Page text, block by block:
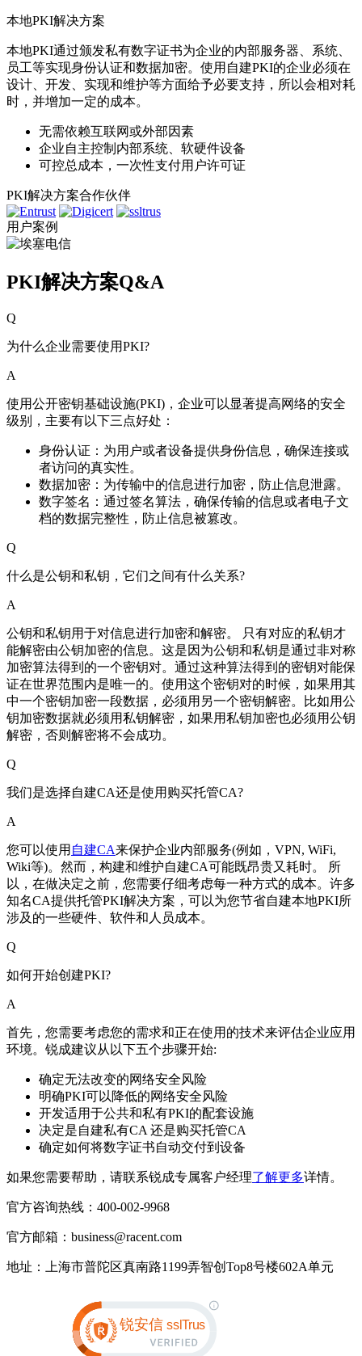
本地PKI解决方案
本地PKI通过颁发私有数字证书为企业的内部服务器、系统、
员工等实现身份认证和数据加密。使用自建PKI的企业必须在
设计、开发、实现和维护等方面给予必要支持，所以会相对耗
时，并增加一定的成本。
无需依赖互联网或外部因素
企业自主控制内部系统、软硬件设备
可控总成本，一次性支付用户许可证
PKI解决方案合作伙伴
用户案例
PKI解决方案Q&A
Q
为什么企业需要使用PKI?
A
使用公开密钥基础设施(PKI)，企业可以显著提高网络的安全
级别，主要有以下三点好处：
身份认证：为用户或者设备提供身份信息，确保连接或
者访问的真实性。
数据加密：为传输中的信息进行加密，防止信息泄露。
数字签名：通过签名算法，确保传输的信息或者电子文
档的数据完整性，防止信息被篡改。
Q
什么是公钥和私钥，它们之间有什么关系?
A
公钥和私钥用于对信息进行加密和解密。 只有对应的私钥才
能解密由公钥加密的信息。这是因为公钥和私钥是通过非对称
加密算法得到的一个密钥对。通过这种算法得到的密钥对能保
证在世界范围内是唯一的。使用这个密钥对的时候，如果用其
中一个密钥加密一段数据，必须用另一个密钥解密。比如用公
钥加密数据就必须用私钥解密，如果用私钥加密也必须用公钥
解密，否则解密将不会成功。
Q
我们是选择自建CA还是使用购买托管CA?
A
您可以使用 自建CA来保护企业内部服务(例如，VPN, WiFi,
Wiki等)。然而，构建和维护自建CA可能既昂贵又耗时。 所
以，在做决定之前，您需要仔细考虑每一种方式的成本。许多
知名CA提供托管PKI解决方案，可以为您节省自建本地PKI所
涉及的一些硬件、软件和人员成本。
Q
如何开始创建PKI?
A
首先，您需要考虑您的需求和正在使用的技术来评估企业应用
环境。锐成建议从以下五个步骤开始:
确定无法改变的网络安全风险
明确PKI可以降低的网络安全风险
开发适用于公共和私有PKI的配套设施
决定是自建私有CA 还是购买托管CA
确定如何将数字证书自动交付到设备
如果您需要帮助，请联系锐成专属客户经理了解更多详情。
官方咨询热线：400-002-9968
官方邮箱：business@racent.com
地址：上海市普陀区真南路1199弄智创Top8号楼602A单元